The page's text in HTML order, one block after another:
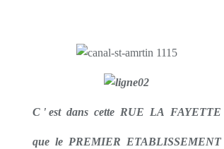
C ' est dans cette RUE LA FAYETTE
que le PREMIER ETABLISSEMENT